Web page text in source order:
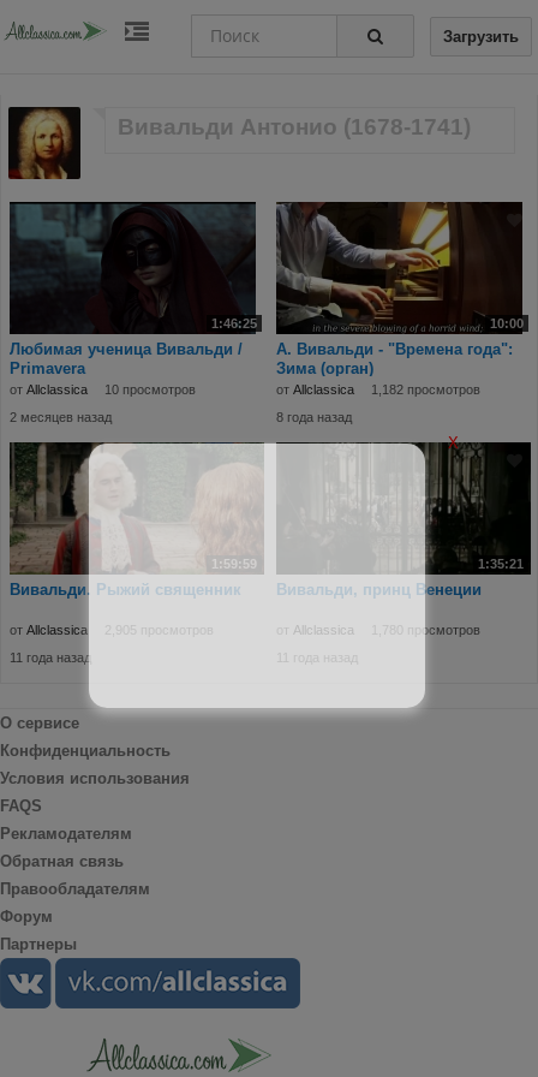
Загрузить
Вивальди Антонио (1678-1741)
1:46:25
Любимая ученица Вивальди /
Primavera
от Allclassica
10 просмотров
2 месяцев назад
10:00
А. Вивальди - "Времена года":
Зима (орган)
от Allclassica
1,182 просмотров
8 года назад
1:59:59
Вивальди. Рыжий священник
от Allclassica
2,905 просмотров
11 года назад
1:35:21
Вивальди, принц Венеции
от Allclassica
1,780 просмотров
11 года назад
О сервисе
Конфиденциальность
Условия использования
FAQS
Рекламодателям
Обратная связь
Правообладателям
Форум
Партнеры
X